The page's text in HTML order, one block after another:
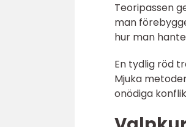
Teoripassen
man
hur man
En tydlig röd
Mjuka
onödiga